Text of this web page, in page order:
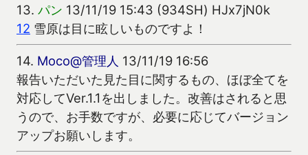
13. パン 13/11/19 15:43 (934SH) HJx7jN0k
12 雪原は目に眩しいものですよ！
14. Moco@管理人 13/11/19 16:56
報告いただいた見た目に関するもの、ほぼ全てを
対応してVer.1.1を出しました。改善はされると思
うので、お手数ですが、必要に応じてバージョン
アップお願いします。